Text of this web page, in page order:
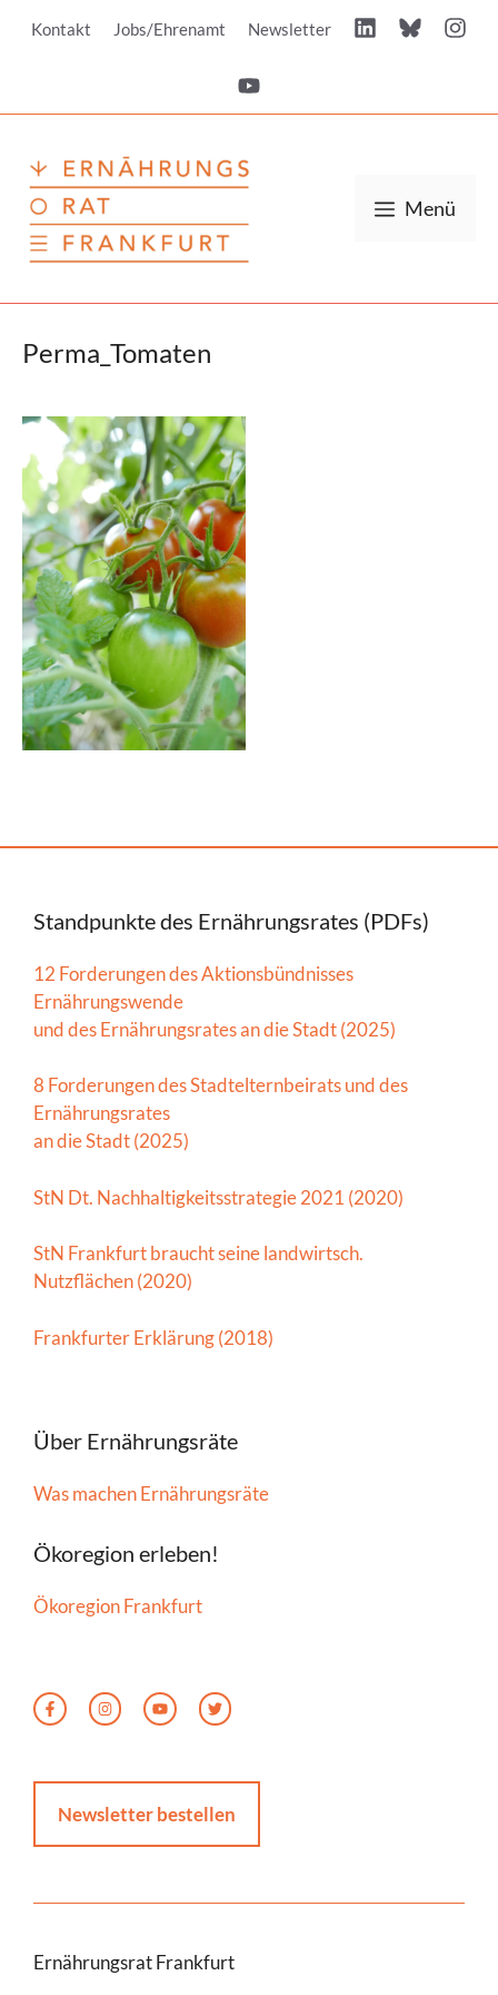
InhaltKontakt Jobs/Ehrenamt Newsletter
Menü
Perma_Tomaten
Standpunkte des Ernährungsrates (PDFs)
12 Forderungen des Aktionsbündnisses
Ernährungswende
und des Ernährungsrates an die Stadt (2025)
8 Forderungen des Stadtelternbeirats und des
Ernährungsrates
an die Stadt (2025)
StN Dt. Nachhaltigkeitsstrategie 2021 (2020)
StN Frankfurt braucht seine landwirtsch.
Nutzflächen (2020)
Frankfurter Erklärung (2018)
Über Ernährungsräte
Was machen Ernährungsräte
Ökoregion erleben!
Ökoregion Frankfurt
Newsletter bestellen
Ernährungsrat Frankfurt